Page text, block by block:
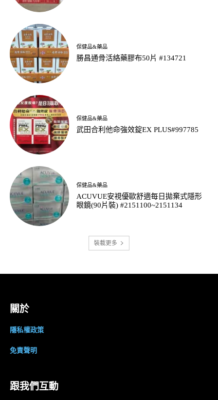
保健品&藥品
勝昌通骨活絡藥膠布50片 #134721
保健品&藥品
武田合利他命強效錠EX PLUS#997785
保健品&藥品
ACUVUE安視優歐舒適每日拋棄式隱形
眼鏡(90片裝) #2151100~2151134
裝載更多
關於
隱私權政策
免責聲明
跟我們互動